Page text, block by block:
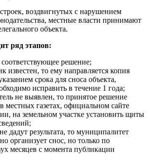
воздвигнутых с нарушением
местные власти принимают
объекта.
ряд этапов:
решение;
известен, то ему направляется копия
срока для сноса объекта,
исправить в течение 1 года;
не выявлен, то принятое решение
местных газетах, официальном сайте
на земельном участке установить щиты
дадут результата, то муниципалитет
организует снос, но только по
месяцев с момента публикации